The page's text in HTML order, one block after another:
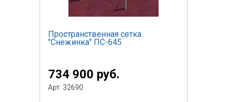
Пространственная сетка
"Снежинка" ПС-645
734 900 руб.
Арт: 32690